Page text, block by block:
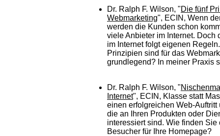
Dr. Ralph F. Wilson, "Die fünf
Webmarketing", ECIN, Wenn
werden die Kunden schon
viele Anbieter im Internet. Doch
im Internet folgt eigenen
Prinzipien sind für das
grundlegend? In meiner Praxis
Dr. Ralph F. Wilson, "
Internet", ECIN, Klasse statt
einen erfolgreichen Web-Auftritt
die an Ihren Produkten oder
interessiert sind. Wie finden Sie
Besucher für Ihre Homepage?